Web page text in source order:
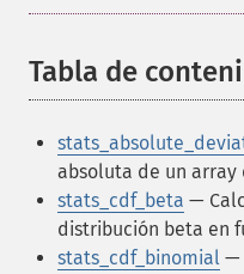
Tabla de
absoluta de un array
stats_cdf_beta —
distribución beta en
stats_cdf_binomial —